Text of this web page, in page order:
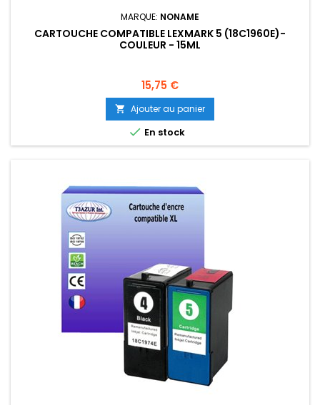
MARQUE: NONAME
CARTOUCHE COMPATIBLE LEXMARK 5 (18C1960E)-
COULEUR - 15ML
Prix
15,75 €
 Ajouter au panier
 En stock